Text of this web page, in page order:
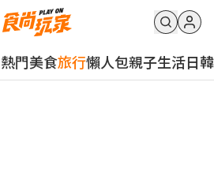
熱門美食旅行懶人包親子生活日韓